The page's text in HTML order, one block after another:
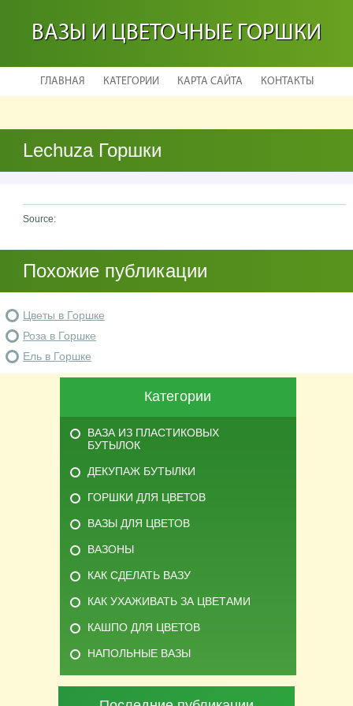
ВАЗЫ И ЦВЕТОЧНЫЕ ГОРШКИ
ГЛАВНАЯ КАТЕГОРИИ КАРТА САЙТА КОНТАКТЫ
Lechuza Горшки
Source:
Похожие публикации
Цветы в Горшке
Роза в Горшке
Ель в Горшке
Категории
ВАЗА ИЗ ПЛАСТИКОВЫХ
БУТЫЛОК
ДЕКУПАЖ БУТЫЛКИ
ГОРШКИ ДЛЯ ЦВЕТОВ
ВАЗЫ ДЛЯ ЦВЕТОВ
ВАЗОНЫ
КАК СДЕЛАТЬ ВАЗУ
КАК УХАЖИВАТЬ ЗА ЦВЕТАМИ
КАШПО ДЛЯ ЦВЕТОВ
НАПОЛЬНЫЕ ВАЗЫ